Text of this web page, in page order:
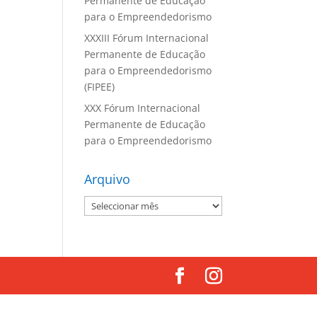
para o Empreendedorismo
XXXIII Fórum Internacional
Permanente de Educação
para o Empreendedorismo
(FIPEE)
XXX Fórum Internacional
Permanente de Educação
para o Empreendedorismo
Arquivo
Arquivo